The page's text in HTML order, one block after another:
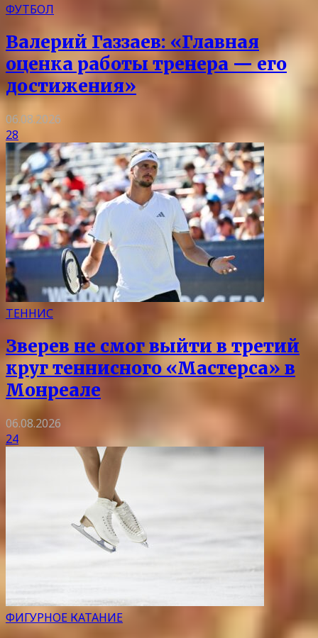
ФУТБОЛ
Валерий Газзаев: «Главная
оценка работы тренера — его
достижения»
06.08.2026
28
ТЕННИС
Зверев не смог выйти в третий
круг теннисного «Мастерса» в
Монреале
06.08.2026
24
ФИГУРНОЕ КАТАНИЕ